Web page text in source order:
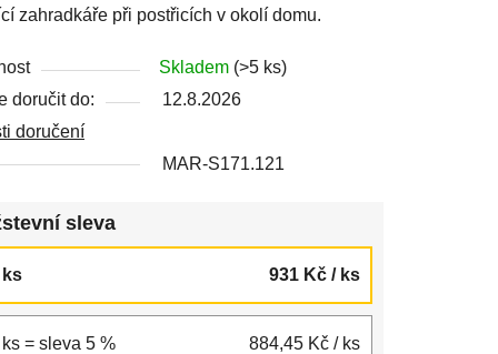
zahradkáře při postřicích v okolí domu.
Skladem (>5 ks)
doručit do:
12.8.2026
doručení
MAR-S171.121
sleva
ks 931 Kč / ks
= sleva 5 % 884,45 Kč / ks